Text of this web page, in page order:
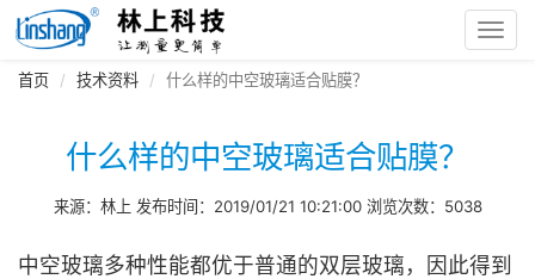
首页 技术资料 什么样的中空玻璃适合贴膜？
什么样的中空玻璃适合贴膜？
来源：林上 发布时间：2019/01/21 10:21:00 浏览次数：5038
中空玻璃多种性能都优于普通的双层玻璃，因此得到